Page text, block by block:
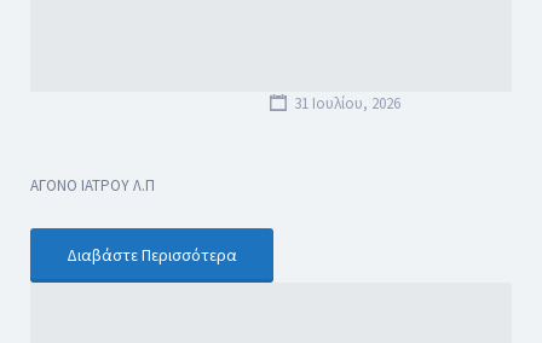
31 Ιουλίου, 2026
ΑΓΟΝΟ ΙΑΤΡΟΥ Λ.Π
Διαβάστε Περισσότερα